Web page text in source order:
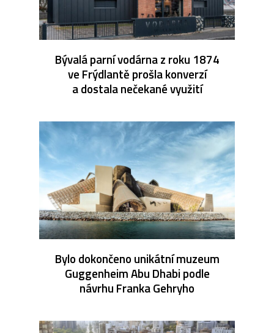
Bývalá parní vodárna z roku 1874
ve Frýdlantě prošla konverzí
a dostala nečekané využití
Bylo dokončeno unikátní muzeum
Guggenheim Abu Dhabi podle
návrhu Franka Gehryho